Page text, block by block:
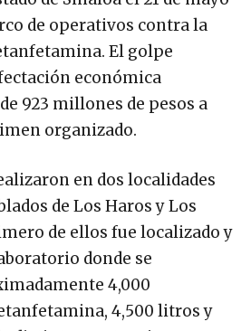
de operativos contra la
El golpe
económica
923 millones de pesos a
organizado.
en dos localidades
de Los Haros y Los
de ellos fue localizado y
donde se
4,000
4,500 litros y